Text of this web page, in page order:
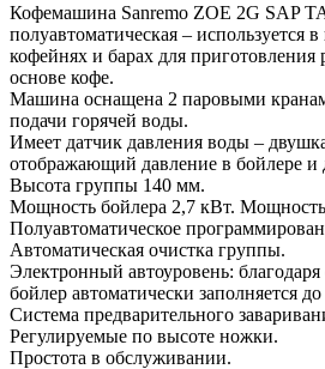
Кофемашина Sanremo ZOE 2G SAP
полуавтоматическая – используется
кофейнях и барах для приготовления
основе кофе.
Машина оснащена 2 паровыми
подачи горячей воды.
Имеет датчик давления воды –
отображающий давление в бойлере и
Высота группы 140 мм.
Мощность бойлера 2,7 кВт.
Полуавтоматическое
Автоматическая очистка группы.
Электронный автоуровень:
бойлер автоматически заполняется
Система предварительного
Регулируемые по высоте ножки.
Простота в обслуживании.